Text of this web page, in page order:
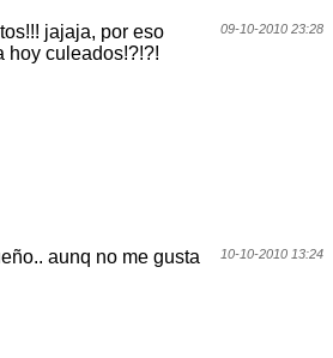
09-10-2010 23:28
jajaja, por eso
hoy culeados!?!?!
10-10-2010 13:24
aunq no me gusta